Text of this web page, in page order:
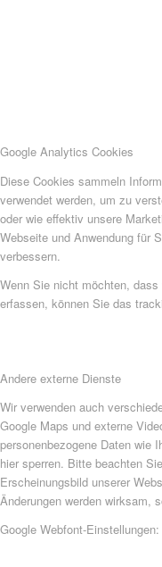
Google Analytics Cookies
Diese Cookies sammeln
verwendet werden, um zu
oder wie effektiv unsere
Webseite und Anwendung für
verbessern.
Wenn Sie nicht möchten,
erfassen, können Sie das
Andere externe Dienste
Wir verwenden auch
Google Maps und externe
personenbezogene Daten wie
hier sperren. Bitte beachten
Erscheinungsbild unserer
Änderungen werden wirksam,
Google Webfont-Einstellungen: